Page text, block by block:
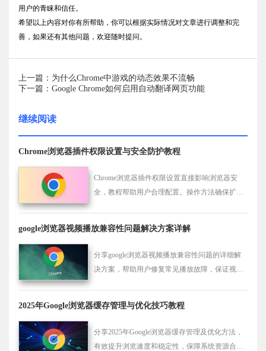
用户的青睐和信任。
希望以上内容对你有所帮助，你可以根据实际情况对文章进行调整和完
善，如果还有其他问题，欢迎随时提问。
上一篇：为什么Chrome中游戏的动态效果不流畅
下一篇：Google Chrome如何启用自动翻译网页功能
继续阅读
Chrome浏览器插件权限设置与安全防护教程
Chrome浏览器插件权限设置直接影响浏览器安
全，教程帮助用户合理配置。操作方法确保扩展
google浏览器视频播放兼容性问题解决方案详解
分享google浏览器视频播放兼容性问题的详细解
决方案，帮助用户修复常见播放故障，保证视频
2025年Google浏览器缓存管理与优化技巧教程
分享2025年Google浏览器缓存管理及优化方法，
有效提升浏览速度和稳定性，保障系统资源合理